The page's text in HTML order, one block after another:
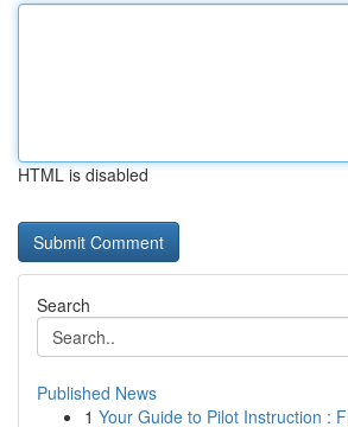
HTML is disabled
Search
Published News
1 Your Guide to Pilot Instruction :